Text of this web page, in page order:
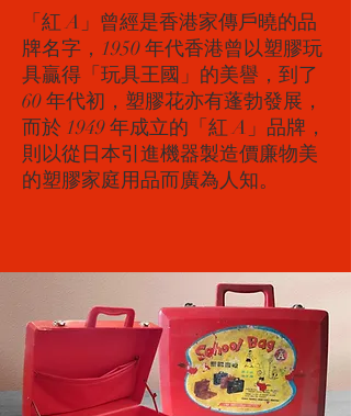
「紅 A」曾經是香港家傳戶曉的品
牌名字，1950 年代香港曾以塑膠玩
具贏得「玩具王國」的美譽，到了
60 年代初，塑膠花亦有蓬勃發展，
而於 1949 年成立的「紅 A」品牌，
則以從日本引進機器製造價廉物美
的塑膠家庭用品而廣為人知。